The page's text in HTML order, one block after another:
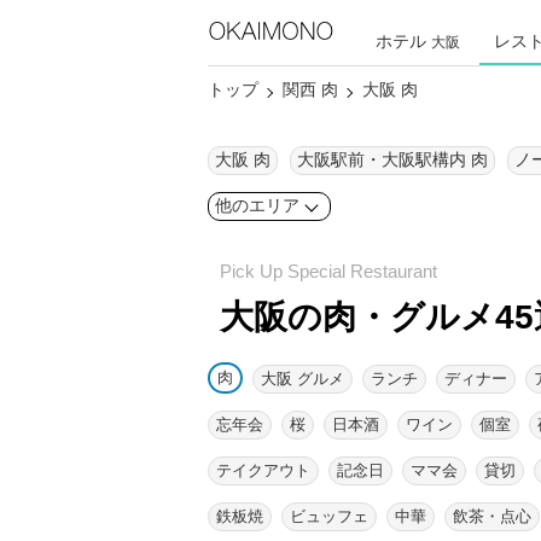
ホテル 大阪 レス
トップ 関西 肉 大阪 肉
大阪 肉 大阪駅前・大阪駅構内 肉
他のエリア
大阪の肉・グルメ
肉 大阪 グルメ ランチ ディナー
忘年会 桜 日本酒 ワイン 個室
テイクアウト 記念日 ママ会 貸切
鉄板焼 ビュッフェ 中華 飲茶・点心